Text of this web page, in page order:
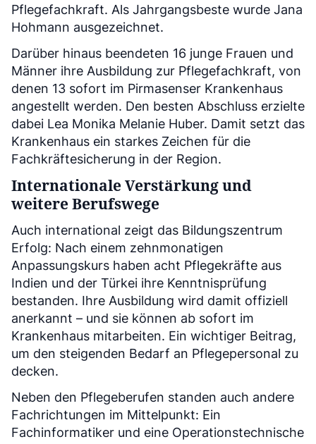
Pflegefachkraft. Als Jahrgangsbeste wurde Jana
Hohmann ausgezeichnet.
Darüber hinaus beendeten 16 junge Frauen und
Männer ihre Ausbildung zur Pflegefachkraft, von
denen 13 sofort im Pirmasenser Krankenhaus
angestellt werden. Den besten Abschluss erzielte
dabei Lea Monika Melanie Huber. Damit setzt das
Krankenhaus ein starkes Zeichen für die
Fachkräftesicherung in der Region.
Internationale Verstärkung und
weitere Berufswege
Auch international zeigt das Bildungszentrum
Erfolg: Nach einem zehnmonatigen
Anpassungskurs haben acht Pflegekräfte aus
Indien und der Türkei ihre Kenntnisprüfung
bestanden. Ihre Ausbildung wird damit offiziell
anerkannt – und sie können ab sofort im
Krankenhaus mitarbeiten. Ein wichtiger Beitrag,
um den steigenden Bedarf an Pflegepersonal zu
decken.
Neben den Pflegeberufen standen auch andere
Fachrichtungen im Mittelpunkt: Ein
Fachinformatiker und eine Operationstechnische